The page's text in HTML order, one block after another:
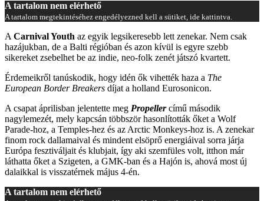
A tartalom nem elérhető
A tartalom megtekintéséhez engedélyezned kell a sütiket, ide kattintva.
ACarnival Youth az egyik legsikeresebb lett zenekar. Nem csak
hazájukban, de a Balti régióban és azon kívül is egyre szebb
sikereket zsebelhet be az indie, neo-folk zenét játszó kvartett.
Érdemeikről tanúskodik, hogy idén ők vihették haza a The
European Border Breakers díjat a holland Eurosonicon.
A csapat áprilisban jelentette meg Propellercímű második
nagylemezét, mely kapcsán többször hasonlították őket a Wolf
Parade-hoz, a Temples-hez és az Arctic Monkeys-hoz is. A zenekar
finom rock dallamaival és mindent elsöprő energiáival sorra járja
Európa fesztiváljait és klubjait, így aki szemfüles volt, itthon már
láthatta őket a Szigeten, a GMK-ban és a Hajón is, ahová most új
dalaikkal is visszatérnek május 4-én.
A tartalom nem elérhető